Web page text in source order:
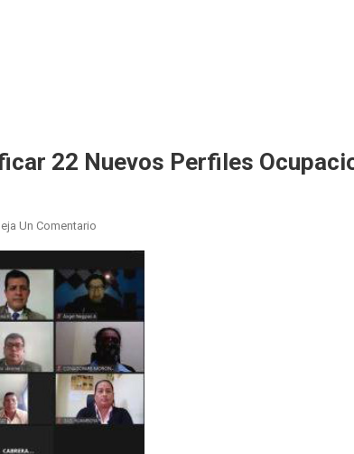
22 Nuevos Perfiles
Un Comentario
Habilitada
Para
Certificar
22
Nuevos
Perfiles
Ocupacionales